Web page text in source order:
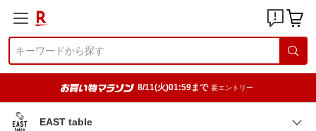
8/11(火)01:59まで 要エントリー
EAST table